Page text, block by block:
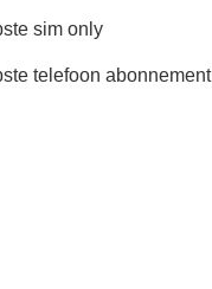
sim only
telefoon abonnement